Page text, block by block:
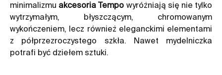
minimalizmu akcesoria Tempo wyróżniają się nie tylko
wytrzymałym, błyszczącym, chromowanym
wykończeniem, lecz również eleganckimi elementami
z półprzezroczystego szkła. Nawet mydelniczka
potrafi być dziełem sztuki.